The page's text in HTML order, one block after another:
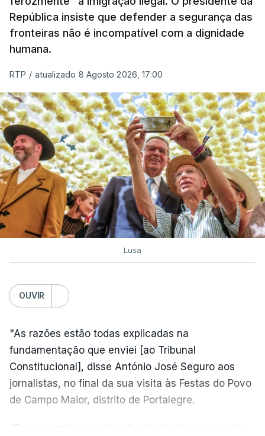
A ação de prevenção visa a deteção em alto mar
de embarcações de alta velocidade (EAV) que
utilizam a costa nacional para o tráfico de droga.
c/ Lusa
República insiste que defender a segurança das
fronteiras não é incompatível com a dignidade
humana.
RTP / atualizado 8 Agosto 2026, 17:00
Lusa
OUVIR
"As razões estão todas explicadas na
fundamentação que enviei [ao Tribunal
Constitucional], disse António José Seguro aos
jornalistas, no final da sua visita às Festas do Povo
de Campo Maior, distrito de Portalegre.